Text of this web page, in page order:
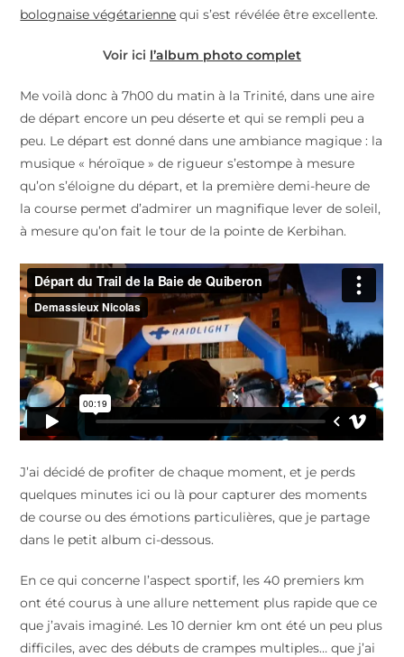
bolognaise végétarienne qui s’est révélée être excellente.
Voir ici l’album photo complet
Me voilà donc à 7h00 du matin à la Trinité, dans une aire
de départ encore un peu déserte et qui se rempli peu a
peu. Le départ est donné dans une ambiance magique : la
musique « héroïque » de rigueur s’estompe à mesure
qu’on s’éloigne du départ, et la première demi-heure de
la course permet d’admirer un magnifique lever de soleil,
à mesure qu’on fait le tour de la pointe de Kerbihan.
J’ai décidé de profiter de chaque moment, et je perds
quelques minutes ici ou là pour capturer des moments
de course ou des émotions particulières, que je partage
dans le petit album ci-dessous.
En ce qui concerne l’aspect sportif, les 40 premiers km
ont été courus à une allure nettement plus rapide que ce
que j’avais imaginé. Les 10 dernier km ont été un peu plus
difficiles, avec des débuts de crampes multiples… que j’ai